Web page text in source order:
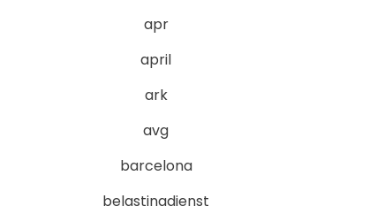
apr
april
ark
avg
barcelona
belastingdienst